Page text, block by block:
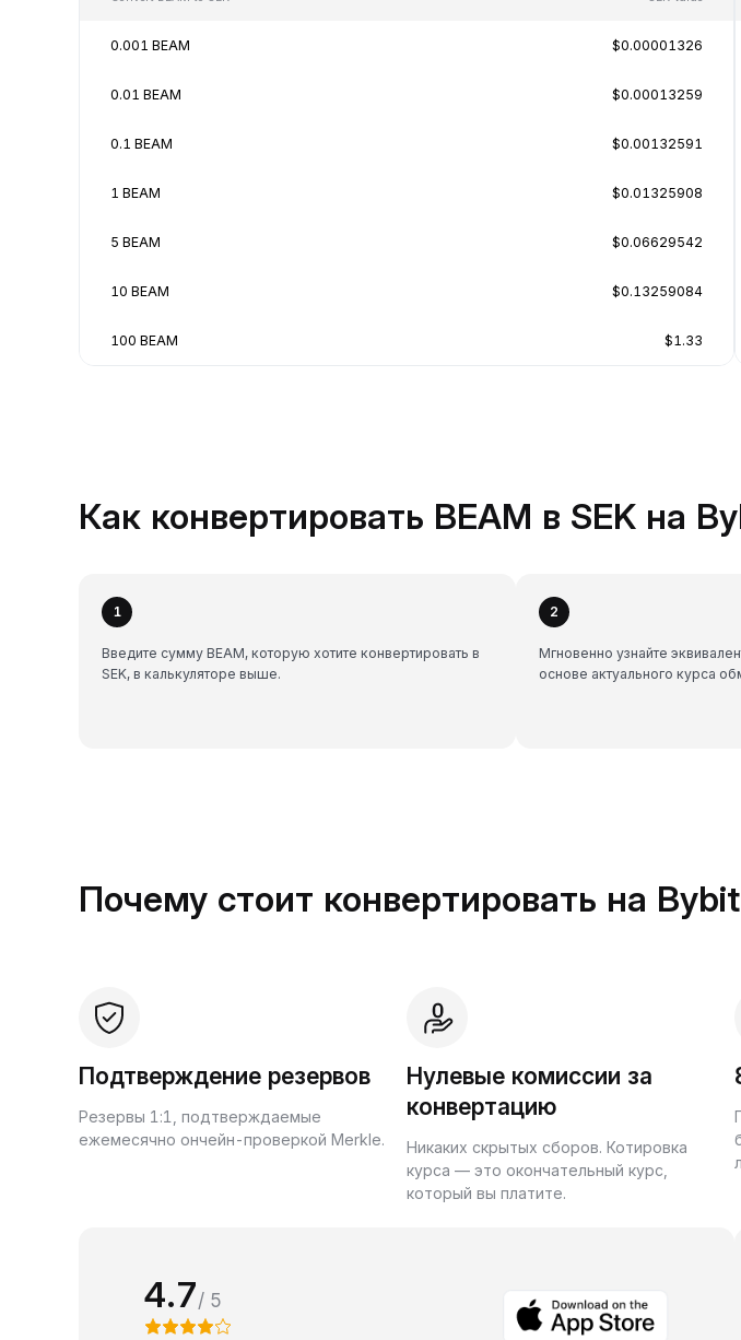
0.001 BEAM $0.00001326
0.01 BEAM $0.00013259
0.1 BEAM $0.00132591
1 BEAM $0.01325908
5 BEAM $0.06629542
10 BEAM $0.13259084
100 BEAM $1.33
Как конвертировать BEAM в SEK на
1
Введите сумму BEAM, которую хотите конвертировать в
SEK, в калькуляторе выше.
2
Мгновенно узнайте
основе актуального курса
Почему стоит конвертировать на
Подтверждение резервов
Резервы 1:1, подтверждаемые
ежемесячно ончейн-проверкой Merkle.
Нулевые комиссии за
конвертацию
Никаких скрытых сборов. Котировка
курса — это окончательный курс,
который вы платите.
4.7/ 5